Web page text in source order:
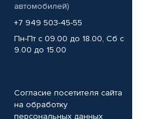
автомобилей)
+7 949 503-45-55
Пн-Пт с 09.00 до 18.00, Сб с
9.00 до 15.00
Согласие посетителя сайта
на обработку
персональных данных